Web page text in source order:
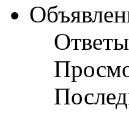
Ответы